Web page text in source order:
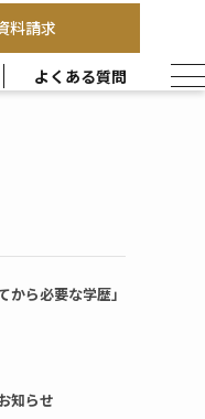
料請求
よくある質問
から必要な学歴」
知らせ